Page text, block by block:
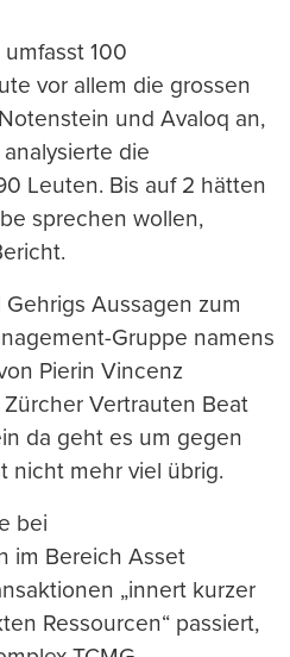
100
vor allem die grossen
und Avaloq an,
die
Leuten. Bis auf 2 hätten
sprechen wollen,
Aussagen zum
Gruppe namens
Pierin Vincenz
Vertrauten Beat
da geht es um gegen
nicht mehr viel übrig.
bei
im Bereich Asset
„innert kurzer
Ressourcen“ passiert,